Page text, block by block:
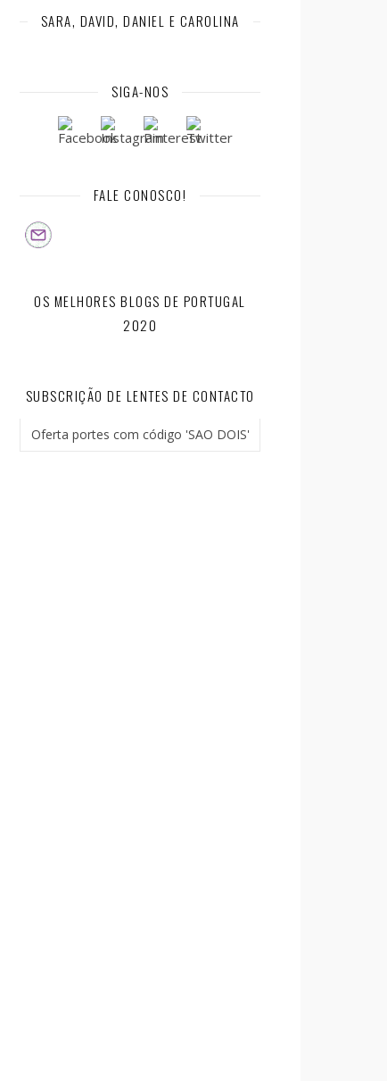
SARA, DAVID, DANIEL E CAROLINA
SIGA-NOS
FALE CONOSCO!
OS MELHORES BLOGS DE PORTUGAL
2020
SUBSCRIÇÃO DE LENTES DE CONTACTO
Oferta portes com código 'SAO DOIS'